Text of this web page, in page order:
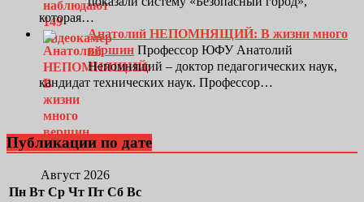
которая…
Анатолий НЕПОМНЯЩИЙ: В жизни много
вершин Профессор ЮФУ Анатолий
Непомнящий – доктор педагогических наук,
кандидат технических наук. Профессор…
Публикации по дате
Август 2026
Пн Вт Ср Чт Пт Сб Вс